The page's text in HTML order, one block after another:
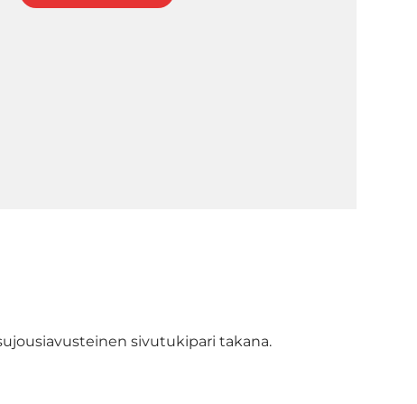
sivutukipari takana.